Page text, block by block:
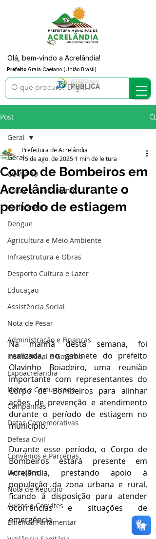
Prefeito Graia Caetano (União Brasil)
Olá, bem-vindo a Acrelândia!
Post
Geral
COVID-19
Saúde e Saneamento
Vacinômetro
Dengue
Agricultura e Meio Ambiente
Infraestrutura e Obras
Desporto Cultura e Lazer
Educação
Assistência Social
Nota de Pesar
Administração e Finanças
Institucional e Governo
Expoacrelandia
Notas e Comunicado
Campanhas
Datas Comemorativas
Defesa Civil
Convênios e Parcerias
Licitações
Nota de Repúdio
Avisos e Convites
Emenda Parlamentar
Geral
Corpo de Bombeiros em
Acrelândia durante o
período de estiagem
Prefeitura de Acrelândia
15 de ago. de 2025 1 min de leitura
Na manhã desta semana, foi
realizada, no gabinete do prefeito
Olavinho Boiadeiro, uma reunião
importante com representantes do
Corpo de Bombeiros para alinhar
ações de prevenção e atendimento
durante o período de estiagem no
município.
Durante esse período, o Corpo de
Bombeiros estará presente em
Acrelândia, prestando apoio à
população da zona urbana e rural,
ficando à disposição para atender
ocorrências e situações de
emergência.